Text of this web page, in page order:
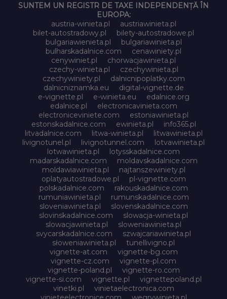
SUNTEM UN REGISTR DE TAXE INDEPENDENȚĂ ÎN
EUROPA:
austria-winieta.pl
austriawinieta.pl
bilet-autostradowy.pl
bilety-autostradowe.pl
bulgariawienieta.pl
bulgariawinieta.pl
bulharskadalnice.com
cenawiniety.pl
cenywiniet.pl
chorwacjawinieta.pl
czechy-winieta.pl
czechywinieta.pl
czechywiniety.pl
dalnicnipoplatky.com
dalnicniznamka.eu
digital-vignette.de
e-vignette.pl
e-winieta.eu
edalnice.org
edalnice.pl
electronicavinieta.com
electroniceviniete.com
estoniawinieta.pl
estonskadalnice.com
ewinieta.pl
info365.pl
litvadalnice.com
litwa-winieta.pl
litwawinieta.pl
livignotunel.pl
livignotunnel.com
lotvawinieta.pl
lotwawinieta.pl
lotysskadalnice.com
madarskadalnice.com
moldavskadalnice.com
moldawiawinieta.pl
najtanszewiniety.pl
oplatyautostradowe.pl
pl-vignette.com
polskadalnice.com
rakouskadalnice.com
rumuniawinieta.pl
rumunskadalnice.com
sloveniawinieta.pl
slovenskadalnice.com
slovinskadalnice.com
slowacja-winieta.pl
slowacjawinieta.pl
sloweniawinieta.pl
svycarskadalnice.com
szwajcariawinieta.pl
słoweniawinieta.pl
tunellivigno.pl
vignette-at.com
vignette-bg.com
vignette-cz.com
vignette-pl.com
vignette-poland.pl
vignette-ro.com
vignette-si.com
vignette.pl
vignettepoland.pl
vinetki.pl
vinietaelectronica.com